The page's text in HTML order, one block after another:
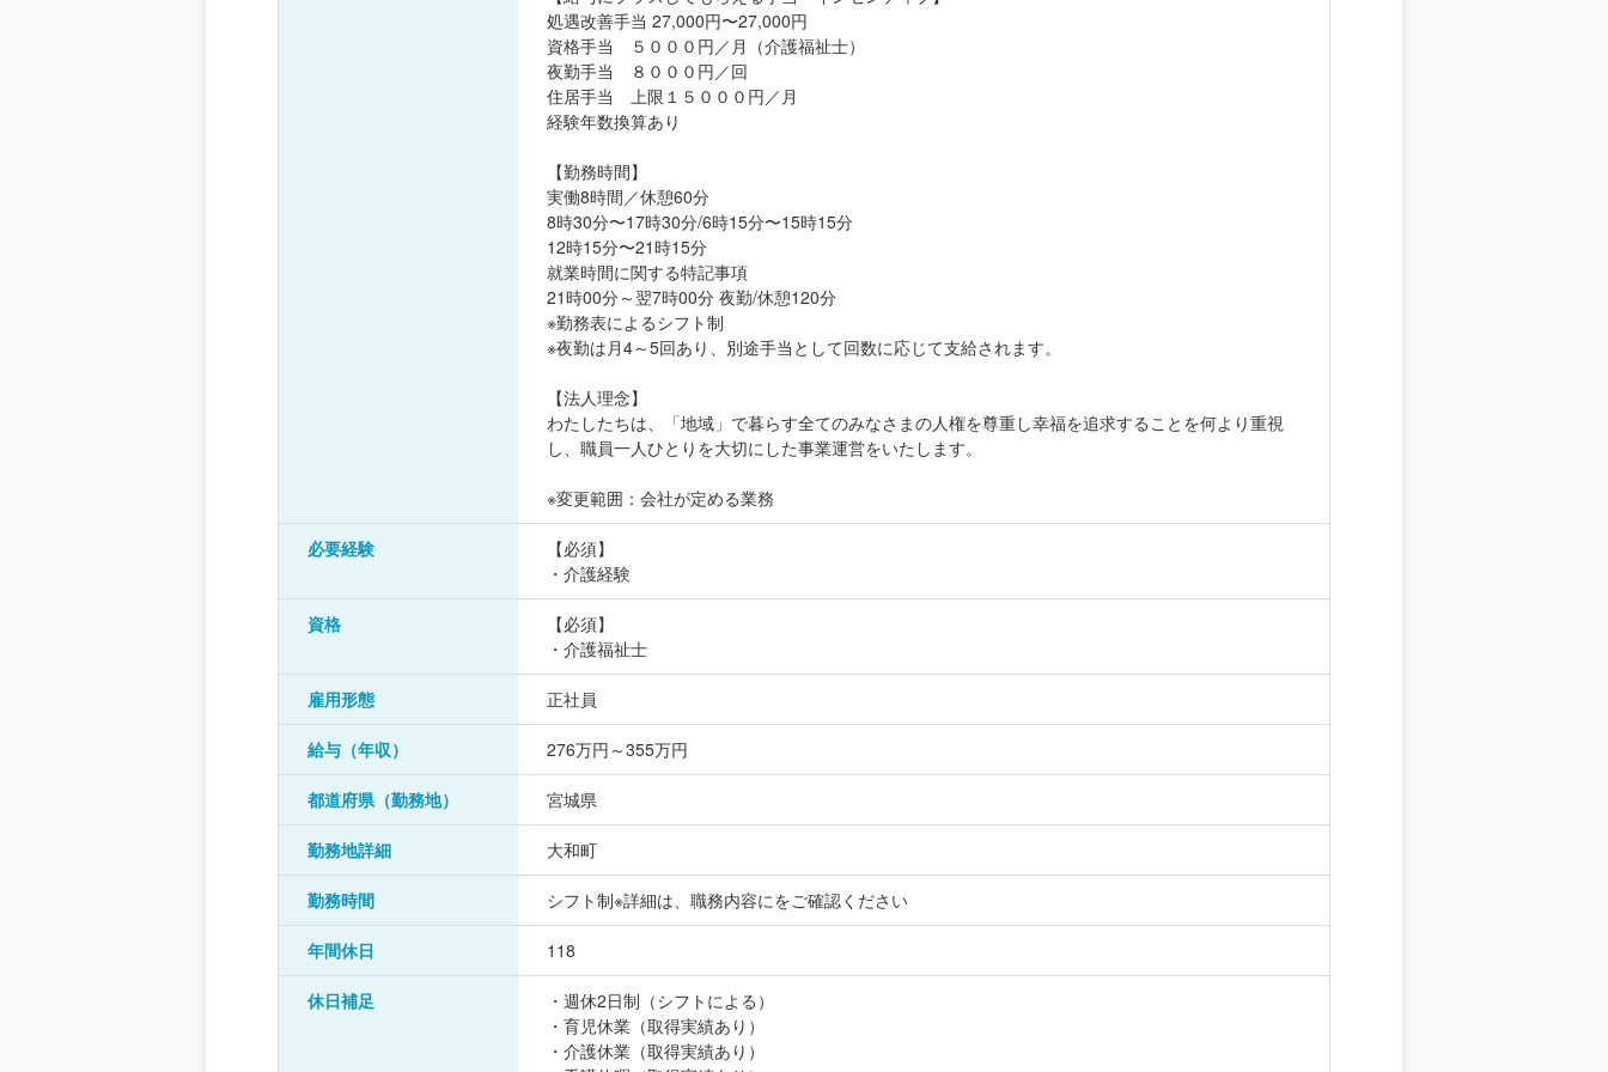
処遇改善手当 27,000円〜27,000円
資格手当 ５０００円／月（介護福祉士）
夜勤手当 ８０００円／回
住居手当 上限１５０００円／月
経験年数換算あり
【勤務時間】
実働8時間／休憩60分
8時30分〜17時30分/6時15分〜15時15分
12時15分〜21時15分
就業時間に関する特記事項
21時00分～翌7時00分 夜勤/休憩120分
※勤務表によるシフト制
※夜勤は月4～5回あり、別途手当として回数に応じて支給されます。
【法人理念】
わたしたちは、「地域」で暮らす全てのみなさまの人権を尊重し幸福を追求することを何より重視
し、職員一人ひとりを大切にした事業運営をいたします。
※変更範囲：会社が定める業務
必要経験
【必須】
・介護経験
資格
【必須】
・介護福祉士
雇用形態 正社員
給与（年収） 276万円～355万円
都道府県（勤務地） 宮城県
勤務地詳細 大和町
勤務時間 シフト制※詳細は、職務内容にをご確認ください
年間休日 118
休日補足
・週休2日制（シフトによる）
・育児休業（取得実績あり）
・介護休業（取得実績あり）